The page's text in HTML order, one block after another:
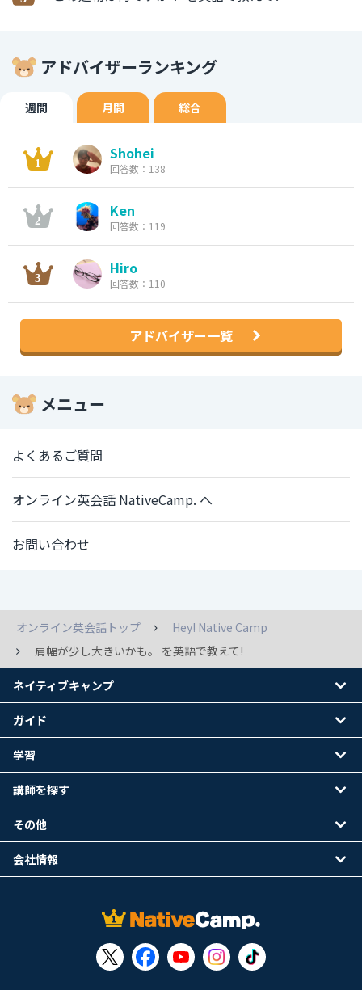
アドバイザーランキング
週間 月間 総合
Shohei
回答数：138
Ken
回答数：119
Hiro
回答数：110
アドバイザー一覧
メニュー
よくあるご質問
オンライン英会話 NativeCamp. へ
お問い合わせ
オンライン英会話トップ
Hey! Native Camp
肩幅が少し大きいかも。 を英語で教えて!
ネイティブキャンプ
ガイド
学習
講師を探す
その他
会社情報